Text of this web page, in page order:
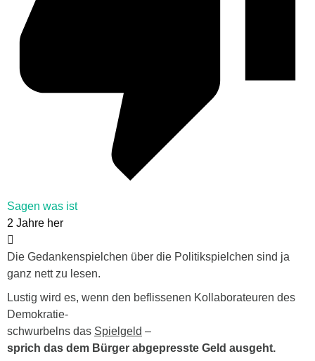
Sagen was ist
2 Jahre her
Die Gedankenspielchen über die Politikspielchen sind ja
ganz nett zu lesen.
Lustig wird es, wenn den beflissenen Kollaborateuren des
Demokratie-
schwurbelns das Spielgeld –
sprich das dem Bürger abgepresste Geld ausgeht.